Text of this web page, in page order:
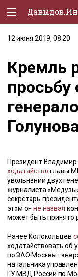
Политическая
Экономика
Природа
Образование
Спорт
Lifestyle
Мурзилка
12 июня 2019, 08:20
Кремль
просьбу
Голунова
Президент Владимир
ходатайство главы
увольнении двух
журналиста
секретарь
этом он не назвал
может быть принято
Ранее Колокольцев
ходатайствовать об
по ЗАО Москвы
начальника
ГУ МВД России по